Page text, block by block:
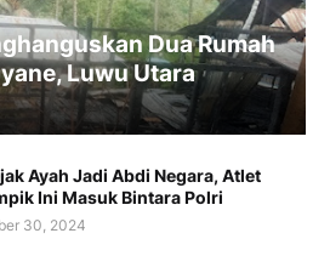
Dua Rumah
Luwu Utara
Ayah Jadi Abdi Negara, Atlet
Ini Masuk Bintara Polri
30, 2024